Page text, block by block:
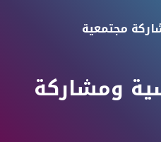
مجتمعية
ومشاركة